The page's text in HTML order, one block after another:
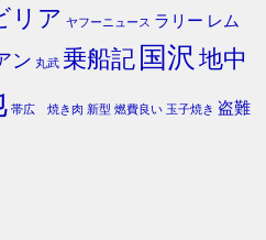
リア ヤフーニュース ラリー レム
ン 丸武 乗船記 国沢 地中
帯広 焼き肉 新型 燃費良い 玉子焼き 盗難